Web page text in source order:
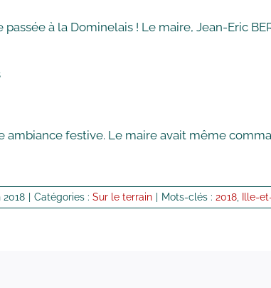
à la Dominelais ! Le maire, Jean-Eric
ambiance festive. Le maire avait même
2018 Catégories : Sur le terrain Mots-clés : 2018 Ille-